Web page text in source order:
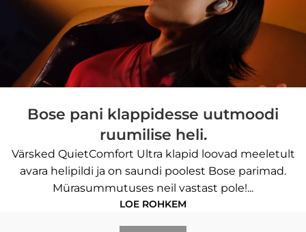
Bose pani klappidesse uutmoodi
ruumilise heli.
Värsked QuietComfort Ultra klapid loovad meeletult
avara helipildi ja on saundi poolest Bose parimad.
Mürasummutuses neil vastast pole!...
LOE ROHKEM